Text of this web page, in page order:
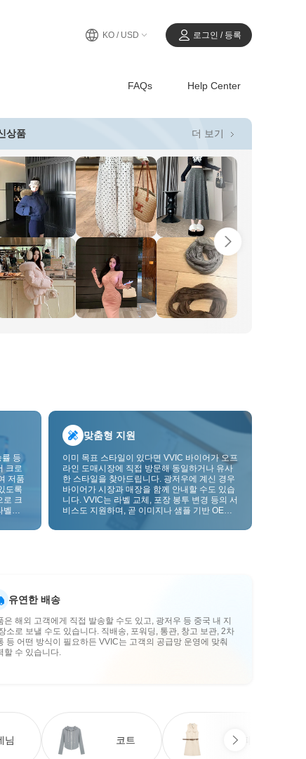
KO / USD 로그인 / 등록
FAQs Help Center
상품 더 보기 
등
크로
저품
도록
로 크
벨을
맞춤형 지원
이미 목표 스타일이 있다면 VVIC 바이어가 오프
라인 도매시장에 직접 방문해 동일하거나 유사
한 스타일을 찾아드립니다. 광저우에 계신 경우
바이어가 시장과 매장을 함께 안내할 수도 있습
니다. VVIC는 라벨 교체, 포장 봉투 변경 등의 서
비스도 지원하며, 곧 이미지나 샘플 기반 OEM
를 비즈니스에 더 잘 맞는 공급망 역량으로 전환
유연한 배송
은 해외 고객에게 직접 발송할 수도 있고, 광저우 등 중국 내 지
소로 보낼 수도 있습니다. 직배송, 포워딩, 통관, 창고 보관, 2차
등 어떤 방식이 필요하든 VVIC는 고객의 공급망 운영에 맞춰
할 수 있습니다.
님 코트 원피스